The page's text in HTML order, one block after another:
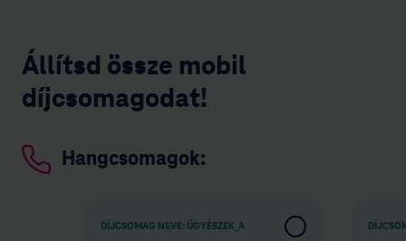
Állítsd össze mobil
díjcsomagodat!
Hangcsomagok:
DÍJCSOMAG NEVE: ÜGYÉSZEK_A